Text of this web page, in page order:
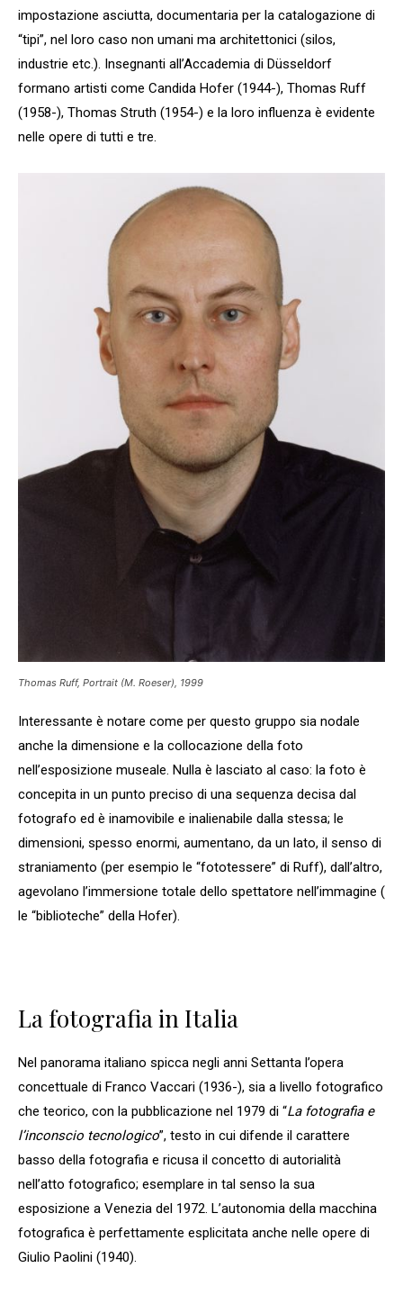
impostazione asciutta, documentaria per la catalogazione di
“tipi”, nel loro caso non umani ma architettonici (silos,
industrie etc.). Insegnanti all’Accademia di Düsseldorf
formano artisti come Candida Hofer (1944-), Thomas Ruff
(1958-), Thomas Struth (1954-) e la loro influenza è evidente
nelle opere di tutti e tre.
Thomas Ruff, Portrait (M. Roeser), 1999
Interessante è notare come per questo gruppo sia nodale
anche la dimensione e la collocazione della foto
nell’esposizione museale. Nulla è lasciato al caso: la foto è
concepita in un punto preciso di una sequenza decisa dal
fotografo ed è inamovibile e inalienabile dalla stessa; le
dimensioni, spesso enormi, aumentano, da un lato, il senso di
straniamento (per esempio le “fototessere” di Ruff), dall’altro,
agevolano l’immersione totale dello spettatore nell’immagine (
le “biblioteche” della Hofer).
La fotografia in Italia
Nel panorama italiano spicca negli anni Settanta l’opera
concettuale di Franco Vaccari (1936-), sia a livello fotografico
che teorico, con la pubblicazione nel 1979 di “La fotografia e
l’inconscio tecnologico”, testo in cui difende il carattere
basso della fotografia e ricusa il concetto di autorialità
nell’atto fotografico; esemplare in tal senso la sua
esposizione a Venezia del 1972. L’autonomia della macchina
fotografica è perfettamente esplicitata anche nelle opere di
Giulio Paolini (1940).